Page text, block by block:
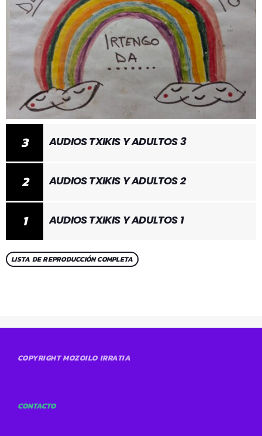
1 AUDIOS TXIKIS Y ADULTOS 1
2 AUDIOS TXIKIS Y ADULTOS 2
3 AUDIOS TXIKIS Y ADULTOS 3
LISTA DE REPRODUCCIÓN COMPLETA
COPYRIGHT MOZOILO IRRATIA
CONTACTO